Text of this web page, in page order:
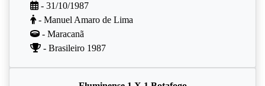
- 31/10/1987
- Manuel Amaro de Lima
- Maracanã
- Brasileiro 1987